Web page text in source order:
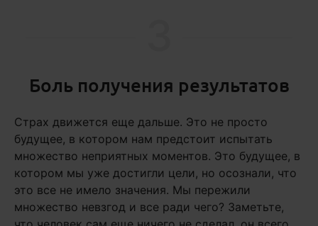
Боль получения результатов
Страх движется еще дальше. Это не просто
будущее, в котором нам предстоит испытать
множество неприятных моментов. Это будущее, в
котором мы уже достигли цели, но осознали, что
это все не имело значения. Мы пережили
множество невзгод и все ради чего? Заметьте,